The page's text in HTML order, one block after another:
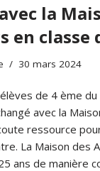
la
en classe
30 mars 2024
de 4 ème du
avec la
ressource
La Maison des
ans de manière